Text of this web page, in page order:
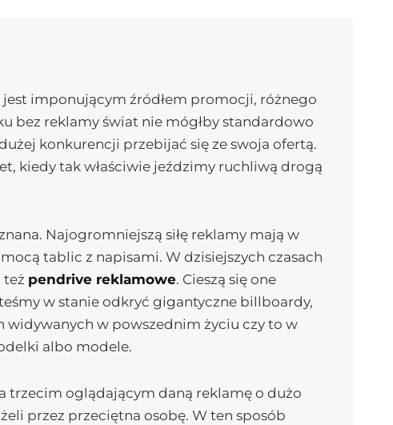
jest imponującym źródłem promocji, różnego
bez reklamy świat nie mógłby standardowo
konkurencji przebijać się ze swoja ofertą.
kiedy tak właściwie jeździmy ruchliwą drogą
Najogromniejszą siłę reklamy mają w
tablic z napisami. W dzisiejszych czasach
też pendrive reklamowe. Cieszą się one
w stanie odkryć gigantyczne billboardy,
widywanych w powszednim życiu czy to w
albo modele.
trzecim oglądającym daną reklamę o dużo
przez przeciętna osobę. W ten sposób